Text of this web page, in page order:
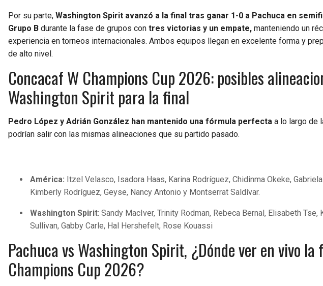
Por su parte, Washington Spirit avanzó a la final tras ganar 1-0 a Pachuca en
Grupo B durante la fase de grupos con tres victorias y un empate, manteniendo un
experiencia en torneos internacionales. Ambos equipos llegan en excelente forma y
de alto nivel.
Concacaf W Champions Cup 2026: posibles
Washington Spirit para la final
Pedro López y Adrián González han mantenido una fórmula perfecta a lo largo de
podrían salir con las mismas alineaciones que su partido pasado.
América: Itzel Velasco, Isadora Haas, Karina Rodríguez, Chidinma Okeke,
Kimberly Rodríguez, Geyse, Nancy Antonio y Montserrat Saldívar.
Washington Spirit: Sandy MacIver, Trinity Rodman, Rebeca Bernal, Elisabeth
Sullivan, Gabby Carle, Hal Hershefelt, Rose Kouassi
Pachuca vs Washington Spirit, ¿Dónde ver en vivo
Champions Cup 2026?